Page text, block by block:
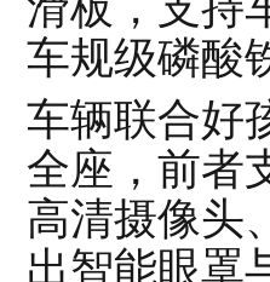
车规级磷酸
车辆联合好
全座，前者
高清摄像头
出智能眼罩